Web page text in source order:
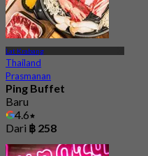
Lat Krabang
Thailand
Prasmanan
Ping Buffet
Baru
4.6
Dari ฿ 258